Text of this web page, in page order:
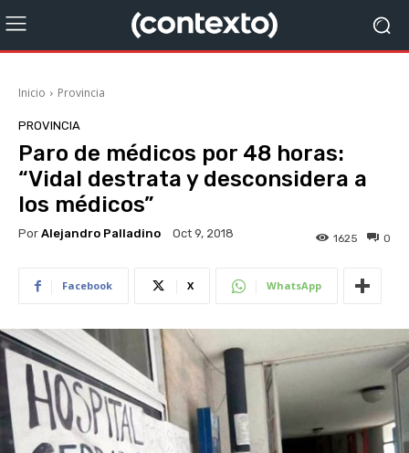
Inicio Provincia
PROVINCIA
Paro de médicos por 48 horas:
“Vidal destrata y desconsidera a
los médicos”
Por Alejandro Palladino Oct 9, 2018 0
1625
Facebook X WhatsApp